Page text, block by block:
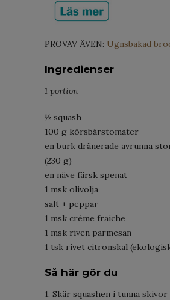
PROVAV ÄVEN: Ugnsbakad
Ingredienser
1 portion
½ squash
100 g körsbärstomater
en burk dränerade avrunna
(230 g)
en näve färsk spenat
1 msk olivolja
salt + peppar
1 msk crème fraiche
1 msk riven parmesan
1 tsk rivet citronskal
Så här gör du
1. Skär squashen i tunna